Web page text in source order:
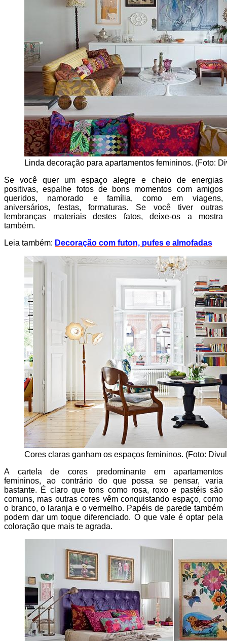
Linda decoração para apartamentos femininos. (Foto:
Se você quer um espaço alegre e cheio de energias
positivas, espalhe fotos de bons momentos com amigos
queridos, namorado e família, como em viagens,
aniversários, festas, formaturas. Se você tiver outras
lembranças materiais destes fatos, deixe-os a mostra
também.
Leia também: Decoração com futon, pufes e almofadas
Cores claras ganham os espaços femininos. (Foto:
A cartela de cores predominante em apartamentos
femininos, ao contrário do que possa se pensar, varia
bastante. É claro que tons como rosa, roxo e pastéis são
comuns, mas outras cores vêm conquistando espaço, como
o branco, o laranja e o vermelho. Papéis de parede também
podem dar um toque diferenciado. O que vale é optar pela
coloração que mais te agrada.